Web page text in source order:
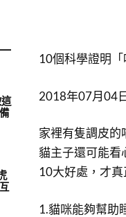
10個科學證明
2018年07月04
家裡有隻調皮的
貓主子還可能看
10大好處，才
1.貓咪能夠幫助